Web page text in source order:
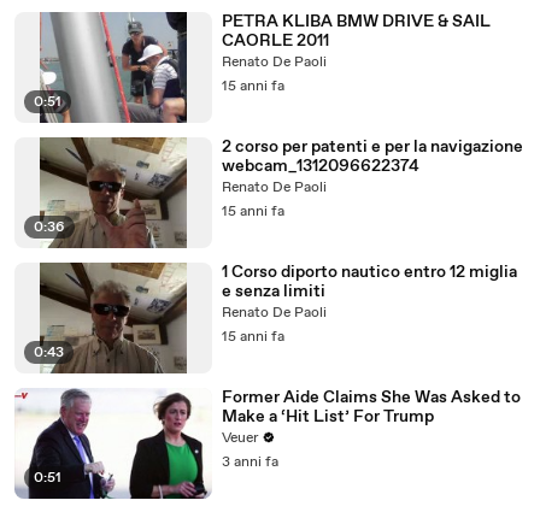
0:51
PETRA KLIBA BMW DRIVE & SAIL
CAORLE 2011
Renato De Paoli
15 anni fa
0:36
2 corso per patenti e per la navigazione
webcam_1312096622374
Renato De Paoli
15 anni fa
0:43
1 Corso diporto nautico entro 12 miglia
e senza limiti
Renato De Paoli
15 anni fa
0:51
Former Aide Claims She Was Asked to
Make a ‘Hit List’ For Trump
Veuer
3 anni fa